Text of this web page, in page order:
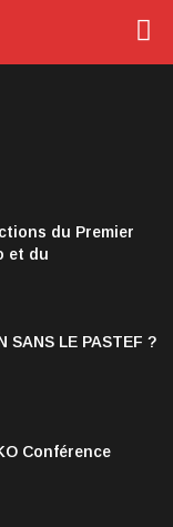
du Premier
et du
SANS LE PASTEF ?
Conférence